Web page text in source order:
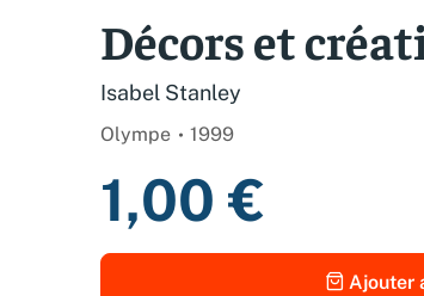
Décors et
Isabel Stanley
Olympe 1999
1,00 €
Ajouter